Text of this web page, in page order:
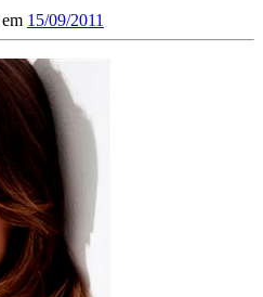
em 15/09/2011